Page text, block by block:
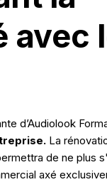
avec
d’Audiolook
La
de ne plus
axé